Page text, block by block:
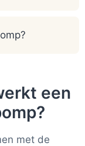
een
met de